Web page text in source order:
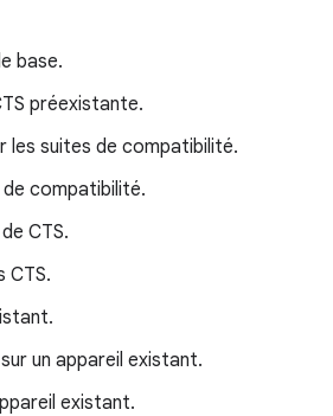
base.
préexistante.
les suites de compatibilité.
compatibilité.
CTS.
CTS.
un appareil existant.
existant.